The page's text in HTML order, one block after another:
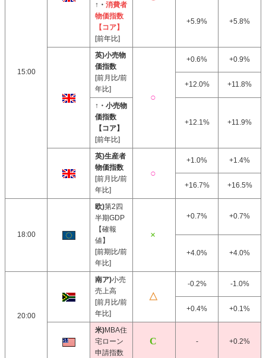
15:00
↑・ 消費者
物価指数
【コア】
[前年比]
+5.9% +5.8%
英)小売物
価指数
[前月比/前
年比]
+0.6% +0.9%
+12.0% +11.8%
↑・小売物
価指数
【コア】
[前年比]
+12.1% +11.9%
英)生産者
物価指数
[前月比/前
年比]
+1.0% +1.4%
+16.7% +16.5%
18:00
欧)第2四
半期GDP
【確報
値】
[前期比/前
年比]
+0.7% +0.7%
+4.0% +4.0%
20:00
南ア)小売
売上高
[前月比/前
年比]
-0.2% -1.0%
+0.4% +0.1%
米)MBA住
宅ローン
申請指数
- +0.2%